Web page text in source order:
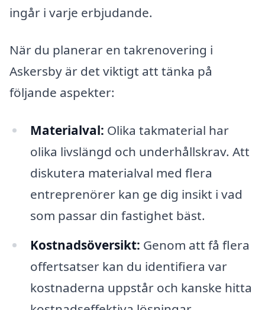
ingår i varje erbjudande.
När du planerar en takrenovering i
Askersby är det viktigt att tänka på
följande aspekter:
Materialval: Olika takmaterial har
olika livslängd och underhållskrav. Att
diskutera materialval med flera
entreprenörer kan ge dig insikt i vad
som passar din fastighet bäst.
Kostnadsöversikt: Genom att få flera
offertsatser kan du identifiera var
kostnaderna uppstår och kanske hitta